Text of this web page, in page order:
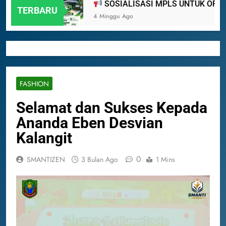
TERBARU
SOSIALISASI MPLS UNTUK
4 Minggu Ago
FASHION
Selamat dan Sukses Kepada
Ananda Eben Desvian
Kalangit
SMANTIZEN 3 Bulan Ago 0 1 Mins